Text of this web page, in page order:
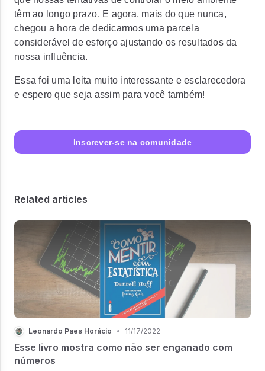
têm ao longo prazo. E agora, mais do que nunca,
chegou a hora de dedicarmos uma parcela
considerável de esforço ajustando os resultados da
nossa influência.
Essa foi uma leita muito interessante e esclarecedora
e espero que seja assim para você também!
Inscrever-se na comunidade
Related articles
Leonardo Paes Horácio • 11/17/2022
Esse livro mostra como não ser enganado com
números